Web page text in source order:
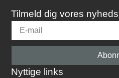
Tilmeld dig vores
Nyttige links